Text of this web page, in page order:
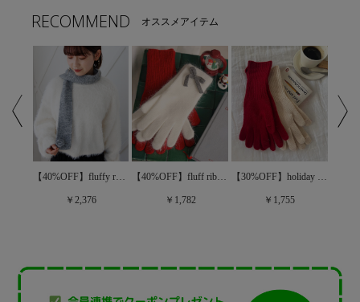
RECOMMEND オススメアイテム
【40%OFF】fluffy rose muffler～ﾌﾗｯﾌｨｰﾛｰｽﾞﾏﾌﾗｰ
￥2,376
【40%OFF】fluff ribbon glove～ﾌﾗｯﾌﾘﾎﾞﾝｸﾞﾛｰﾌﾞ
￥1,782
【30%OFF】holiday glove～ﾎﾘﾃﾞｰｸﾞﾛｰﾌﾞ
￥1,755